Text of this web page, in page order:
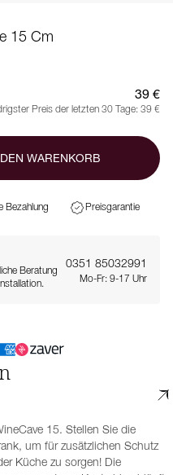
15 Cm
39 €
Preis der letzten 30 Tage: 39 €
WARENKORB
Bezahlung Preisgarantie
Beratung
0351 85032991
Mo-Fr: 9-17 Uhr
15. Stellen Sie die
um für zusätzlichen Schutz
Küche zu sorgen! Die